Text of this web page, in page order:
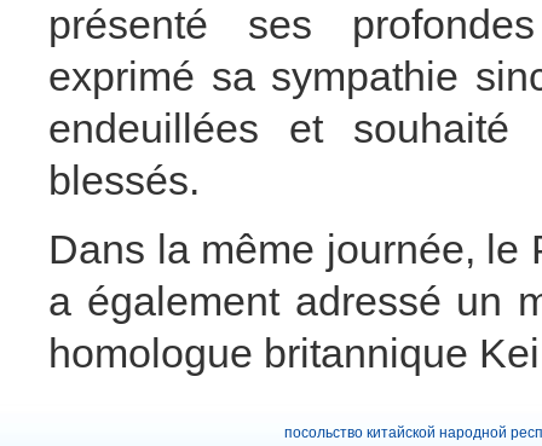
présenté ses
exprimé sa sympathie
endeuillées et souhaité
blessés.
Dans la même journée, le
a également adressé un
homologue britannique
посольство китайской народной